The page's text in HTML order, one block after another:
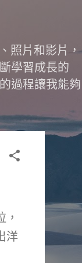
照片和影片，
學習成長的
過程讓我能夠
洋